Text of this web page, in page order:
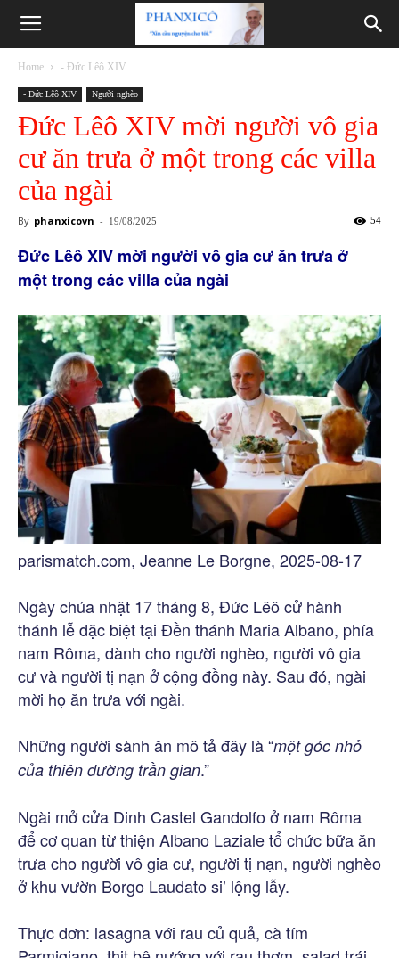
Phanxicô
Home - Đức Lêô XIV
- Đức Lêô XIV Người nghèo
Đức Lêô XIV mời người vô gia
cư ăn trưa ở một trong các villa
của ngài
By phanxicovn - 19/08/2025 54
Đức Lêô XIV mời người vô gia cư ăn trưa ở
một trong các villa của ngài
parismatch.com, Jeanne Le Borgne, 2025-08-17
Ngày chúa nhật 17 tháng 8, Đức Lêô cử hành
thánh lễ đặc biệt tại Đền thánh Maria Albano, phía
nam Rôma, dành cho người nghèo, người vô gia
cư và người tị nạn ở cộng đồng này. Sau đó, ngài
mời họ ăn trưa với ngài.
Những người sành ăn mô tả đây là “một góc nhỏ
của thiên đường trần gian.”
Ngài mở cửa Dinh Castel Gandolfo ở nam Rôma
để cơ quan từ thiện Albano Laziale tổ chức bữa ăn
trưa cho người vô gia cư, người tị nạn, người nghèo
ở khu vườn Borgo Laudato si’ lộng lẫy.
Thực đơn: lasagna với rau củ quả, cà tím